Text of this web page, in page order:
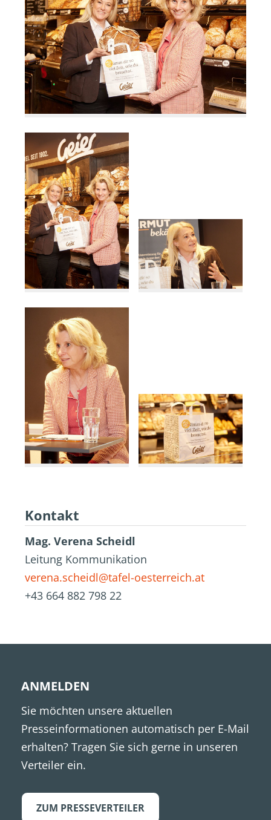
Kontakt
Mag. Verena Scheidl
Leitung Kommunikation
verena.scheidl@tafel-oesterreich.at
+43 664 882 798 22
ANMELDEN
Sie möchten unsere aktuellen
Presseinformationen automatisch per E-Mail
erhalten? Tragen Sie sich gerne in unseren
Verteiler ein.
ZUM PRESSEVERTEILER